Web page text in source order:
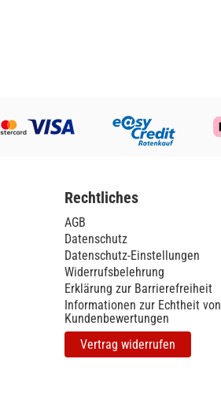
Rechtliches
AGB
Datenschutz
Datenschutz-Einstellungen
Widerrufsbelehrung
Erklärung zur Barrierefreiheit
Informationen zur Echtheit von
Kundenbewertungen
Vertrag widerrufen